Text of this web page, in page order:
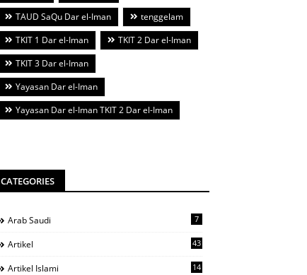
TAUD SaQu Dar el-Iman
tenggelam
TKIT 1 Dar el-Iman
TKIT 2 Dar el-Iman
TKIT 3 Dar el-Iman
Yayasan Dar el-Iman
Yayasan Dar el-Iman TKIT 2 Dar el-Iman
CATEGORIES
Arab Saudi 7
Artikel 43
Artikel Islami 14